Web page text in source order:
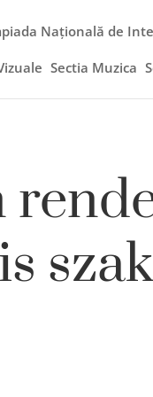
Națională de
Sectia Muzica